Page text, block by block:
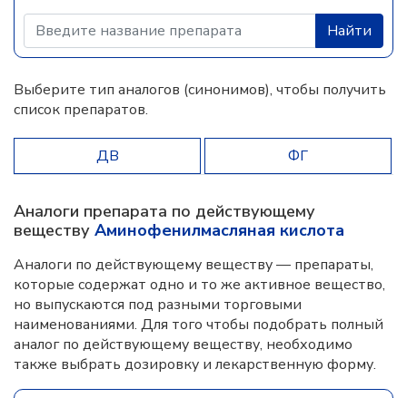
Найти
Выберите тип аналогов (синонимов), чтобы получить
список препаратов.
ДВ ФГ
Аналоги препарата по действующему
веществу Аминофенилмасляная кислота
Аналоги по действующему веществу — препараты,
которые содержат одно и то же активное вещество,
но выпускаются под разными торговыми
наименованиями. Для того чтобы подобрать полный
аналог по действующему веществу, необходимо
также выбрать дозировку и лекарственную форму.